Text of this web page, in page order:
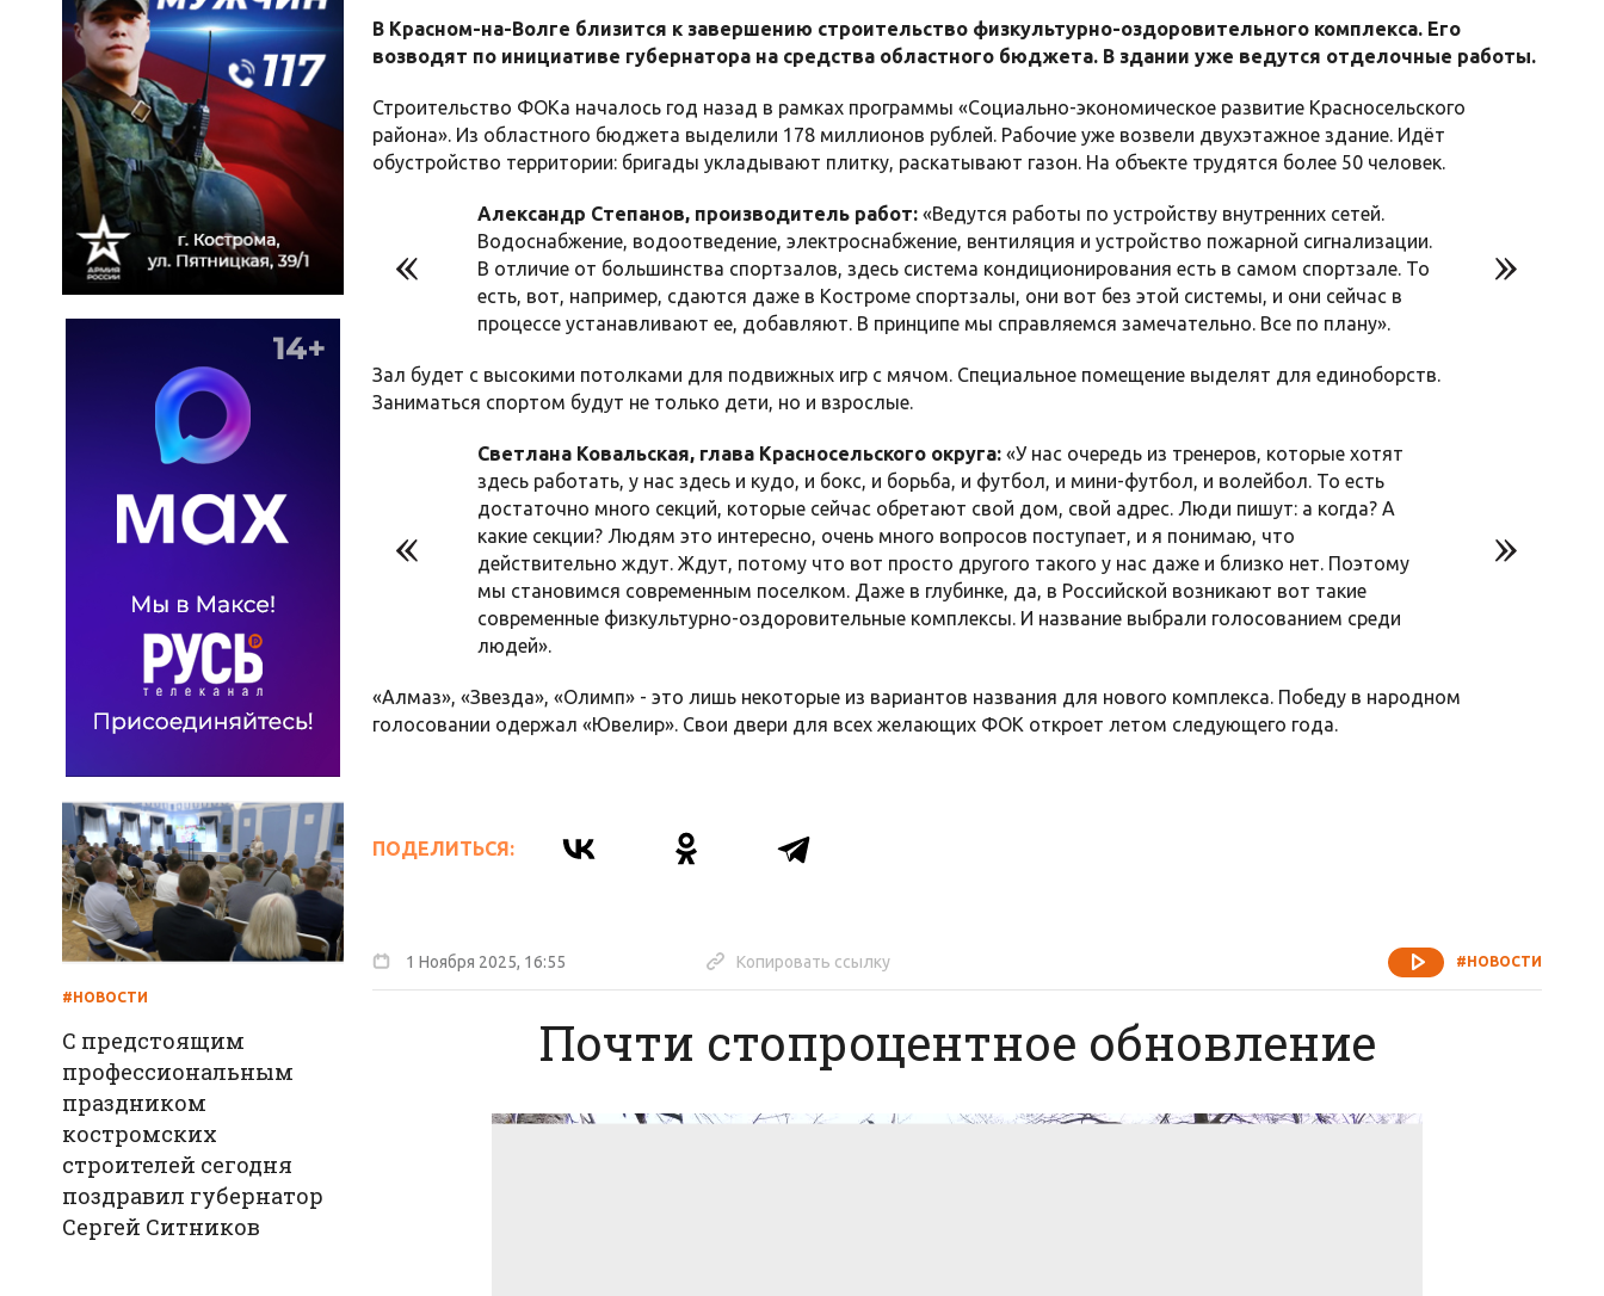
В Красном-на-Волге близится к завершению строительство физкультурно-оздоровительного комплекса. Его
возводят по инициативе губернатора на средства областного бюджета. В здании уже ведутся отделочные работы.
Строительство ФОКа началось год назад в рамках программы «Социально-экономическое развитие Красносельского
района». Из областного бюджета выделили 178 миллионов рублей. Рабочие уже возвели двухэтажное здание. Идёт
обустройство территории: бригады укладывают плитку, раскатывают газон. На объекте трудятся более 50 человек.
Александр Степанов, производитель работ: «Ведутся работы по устройству внутренних сетей.
Водоснабжение, водоотведение, электроснабжение, вентиляция и устройство пожарной сигнализации.
В отличие от большинства спортзалов, здесь система кондиционирования есть в самом спортзале. То
есть, вот, например, сдаются даже в Костроме спортзалы, они вот без этой системы, и они сейчас в
процессе устанавливают ее, добавляют. В принципе мы справляемся замечательно. Все по плану».
Зал будет с высокими потолками для подвижных игр с мячом. Специальное помещение выделят для единоборств.
Заниматься спортом будут не только дети, но и взрослые.
Светлана Ковальская, глава Красносельского округа: «У нас очередь из тренеров, которые хотят
здесь работать, у нас здесь и кудо, и бокс, и борьба, и футбол, и мини-футбол, и волейбол. То есть
достаточно много секций, которые сейчас обретают свой дом, свой адрес. Люди пишут: а когда? А
какие секции? Людям это интересно, очень много вопросов поступает, и я понимаю, что
действительно ждут. Ждут, потому что вот просто другого такого у нас даже и близко нет. Поэтому
мы становимся современным поселком. Даже в глубинке, да, в Российской возникают вот такие
современные физкультурно-оздоровительные комплексы. И название выбрали голосованием среди
людей».
«Алмаз», «Звезда», «Олимп» - это лишь некоторые из вариантов названия для нового комплекса. Победу в народном
голосовании одержал «Ювелир». Свои двери для всех желающих ФОК откроет летом следующего года.
ПОДЕЛИТЬСЯ:
1 Ноября 2025, 16:55 Копировать ссылку #НОВОСТИ
Почти стопроцентное обновление
#НОВОСТИ
С предстоящим
профессиональным
праздником
костромских
строителей сегодня
поздравил губернатор
Сергей Ситников